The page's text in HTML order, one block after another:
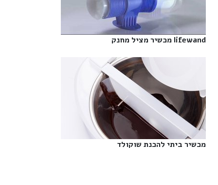
lifewand מכשיר מציל מחנק‎
מכשיר ביתי להכנת שוקולד‎